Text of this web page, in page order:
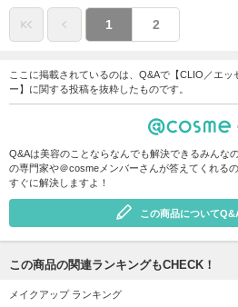
1 2
ここに掲載されているのは、Q&Aで【CLIO／エ
ー】に関する投稿を抜粋したものです。
Q&Aは美容のことならなんでも解決できるみんな
の専門家や＠cosmeメンバーさんが答えてくれる
すぐに解決しますよ！
この商品について
この商品の関連ランキングもCHECK！
メイクアップ ランキング